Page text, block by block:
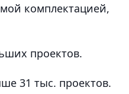
комплектацией,
проектов.
31 тыс. проектов.